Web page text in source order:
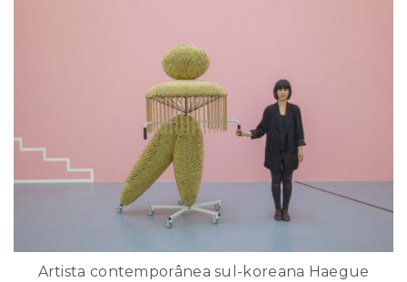
Artista contemporânea sul-koreana Haegue